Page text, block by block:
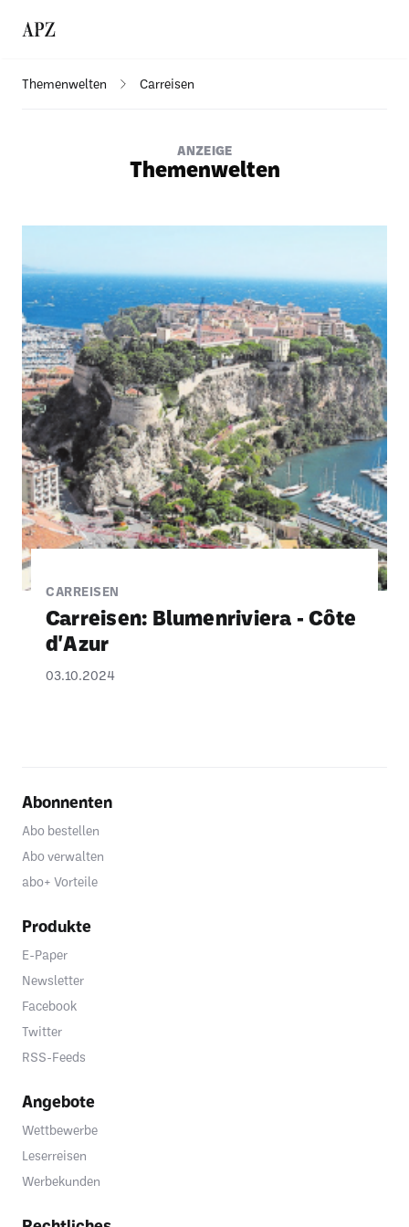
Themenwelten Carreisen
ANZEIGE
Themenwelten
CARREISEN
Carreisen: Blumen­ri­viera - Côte
d'Azur
03.10.2024
Abonnenten
Abo bestellen
Abo verwalten
abo+ Vorteile
Produkte
E-Paper
Newsletter
Facebook
Twitter
RSS-Feeds
Angebote
Wettbewerbe
Leserreisen
Werbekunden